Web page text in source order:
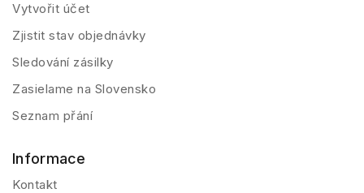
Vytvořit účet
Zjistit stav objednávky
Sledování zásilky
Zasielame na Slovensko
Seznam přání
Informace
Kontakt